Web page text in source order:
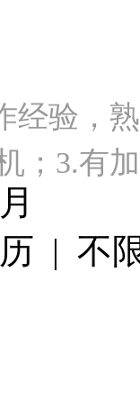
经验，
；3.有
| 不